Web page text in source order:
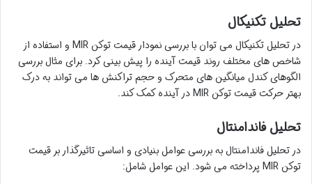
تحلیل تکنیکال
در تحلیل تکنیکال می توان با بررسی نمودار قیمت توکن MIR و استفاده از
شاخص های مختلف روند قیمت آینده را پیش بینی کرد. برای مثال بررسی
الگوهای کندل میانگین های متحرک و حجم تراکنش ها می تواند به درک
بهتر حرکت قیمت توکن MIR در آینده کمک کند.
تحلیل فاندامنتال
در تحلیل فاندامنتال به بررسی عوامل بنیادی و اساسی تاثیرگذار بر قیمت
توکن MIR پرداخته می شود. این عوامل شامل: